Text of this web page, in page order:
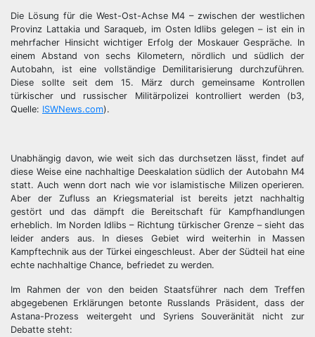
Die Lösung für die West-Ost-Achse M4 – zwischen der westlichen
Provinz Lattakia und Saraqueb, im Osten Idlibs gelegen – ist ein in
mehrfacher Hinsicht wichtiger Erfolg der Moskauer Gespräche. In
einem Abstand von sechs Kilometern, nördlich und südlich der
Autobahn, ist eine vollständige Demilitarisierung durchzuführen.
Diese sollte seit dem 15. März durch gemeinsame Kontrollen
türkischer und russischer Militärpolizei kontrolliert werden (b3,
Quelle: ISWNews.com).
Unabhängig davon, wie weit sich das durchsetzen lässt, findet auf
diese Weise eine nachhaltige Deeskalation südlich der Autobahn M4
statt. Auch wenn dort nach wie vor islamistische Milizen operieren.
Aber der Zufluss an Kriegsmaterial ist bereits jetzt nachhaltig
gestört und das dämpft die Bereitschaft für Kampfhandlungen
erheblich. Im Norden Idlibs – Richtung türkischer Grenze – sieht das
leider anders aus. In dieses Gebiet wird weiterhin in Massen
Kampftechnik aus der Türkei eingeschleust. Aber der Südteil hat eine
echte nachhaltige Chance, befriedet zu werden.
Im Rahmen der von den beiden Staatsführer nach dem Treffen
abgegebenen Erklärungen betonte Russlands Präsident, dass der
Astana-Prozess weitergeht und Syriens Souveränität nicht zur
Debatte steht: